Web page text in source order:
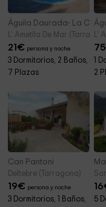
Águila Daurada- La
L' Ametlla De Mar
21€ persona y noche
3 Dormitorios, 2 Baños,
7 Plazas
L'
75
1
2
Can Pantoni
Deltebre (Tarragona)
19€ persona y noche
3 Dormitorios, 1 Baños,
16
5